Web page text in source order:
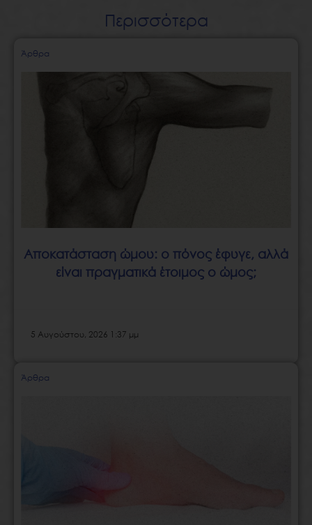
Περισσότερα
Άρθρα
Αποκατάσταση ώμου: ο πόνος έφυγε, αλλά
είναι πραγματικά έτοιμος ο ώμος;
5 Αυγούστου, 2026 1:37 μμ
Άρθρα